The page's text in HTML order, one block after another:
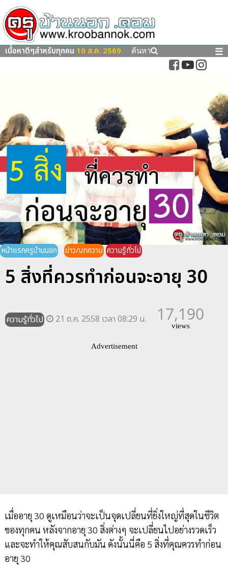
เนื้อหาดีๆสำหรับทุกคน 10 ส.ค. 2569 ค้นหา ☰
หน้าแรกครูบ้านนอก ข่าว/บทความ ความรู้ทั่วไป
5 สิ่งที่ควรทำก่อนจะอายุ 30
ความรู้ทั่วไป 21 ต.ค. 2558 เวลา 08:29 น. 17,190
views
Advertisement
เมื่ออายุ 30 ดูเหมือนว่าจะเป็นจุดเปลี่ยนที่ยิ่งใหญ่ที่สุดในชีวิต
ของทุกคน หลังจากอายุ 30 สิ่งต่างๆ จะเปลี่ยนไปอย่างรวดเร็ว
และจะทำให้คุณสับสนกับมัน ดังนั้นนี่คือ 5 สิ่งที่คุณควรทำก่อน
อายุ 30